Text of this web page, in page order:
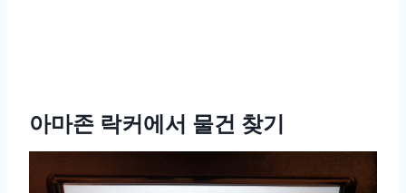
아마존 락커에서 물건 찾기